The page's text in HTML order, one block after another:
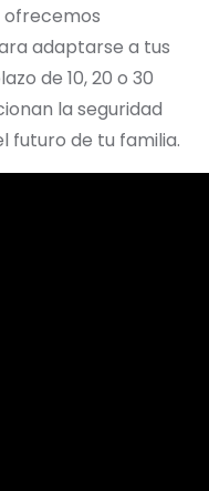
ofrecemos
adaptarse a tus
de 10, 20 o 30
la seguridad
futuro de tu familia.